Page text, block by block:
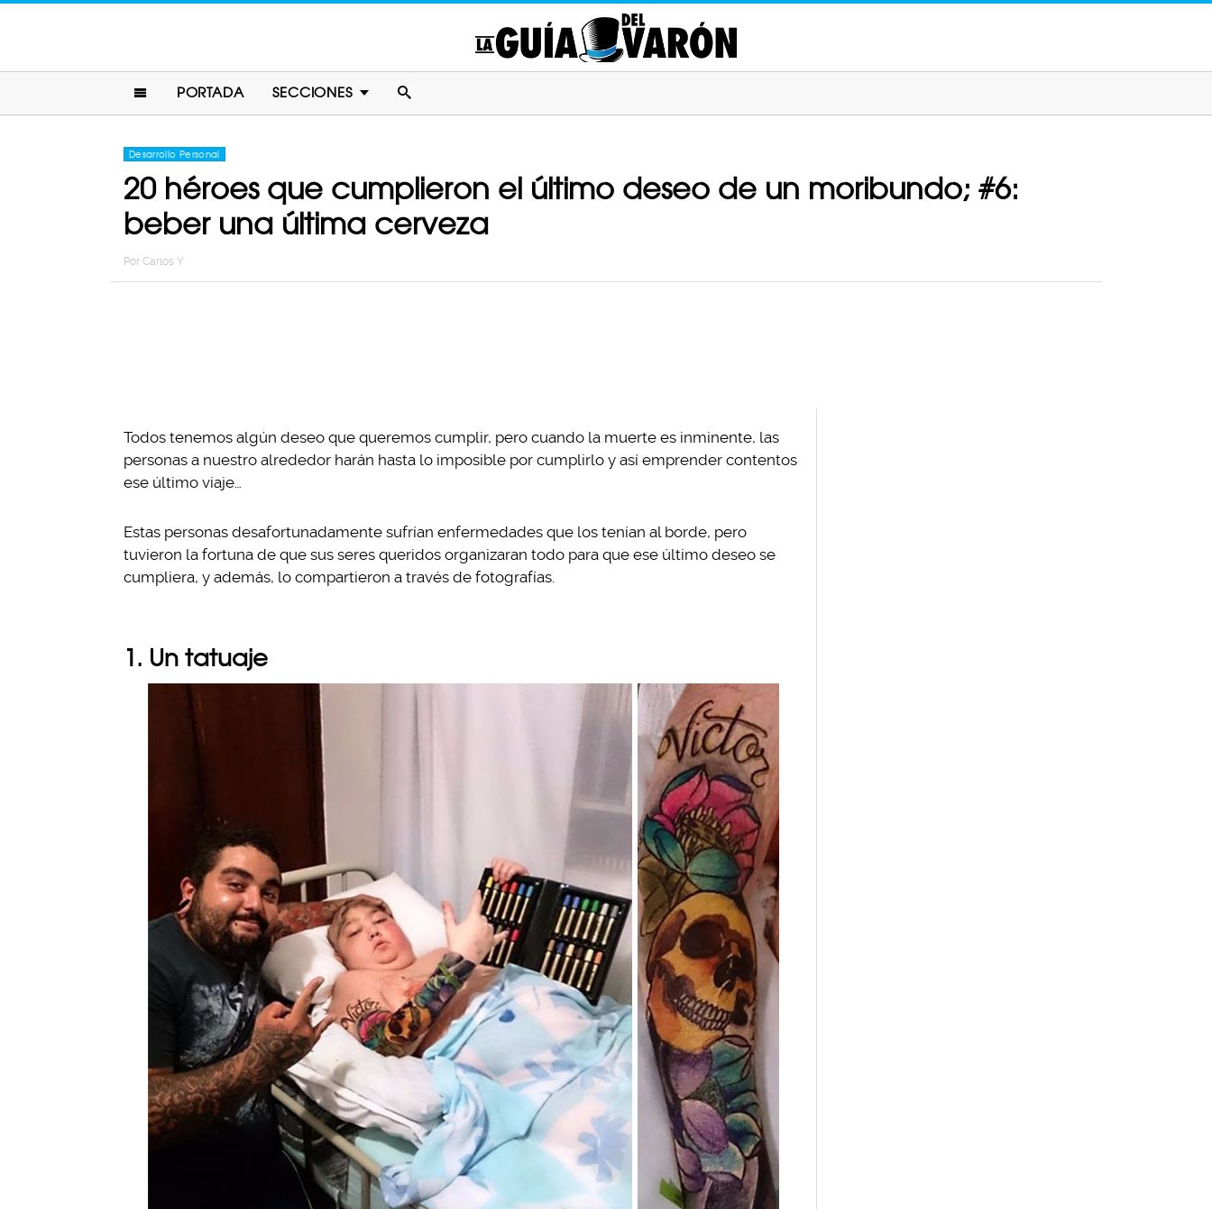
PORTADA SECCIONES
Desarrollo Personal
20 héroes que cumplieron el último deseo de un moribundo; #6:
beber una última cerveza
Por Carlos Y
Todos tenemos algún deseo que queremos cumplir, pero cuando la muerte es inminente, las
personas a nuestro alrededor harán hasta lo imposible por cumplirlo y así emprender contentos
ese último viaje…
Estas personas desafortunadamente sufrían enfermedades que los tenían al borde, pero
tuvieron la fortuna de que sus seres queridos organizaran todo para que ese último deseo se
cumpliera, y además, lo compartieron a través de fotografías.
1. Un tatuaje